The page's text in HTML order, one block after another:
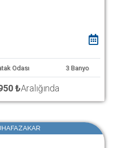
Odası 3 Banyo
₺Aralığında